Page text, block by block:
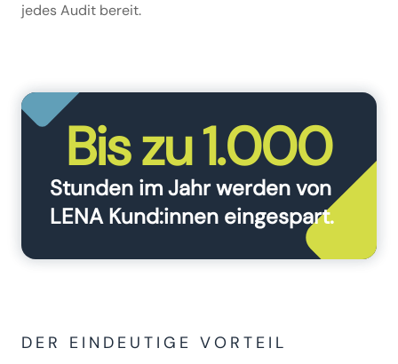
jedes Audit bereit.
Bis zu 1.000
Stunden im Jahr werden von
LENA Kund:innen eingespart.
DER EINDEUTIGE VORTEIL